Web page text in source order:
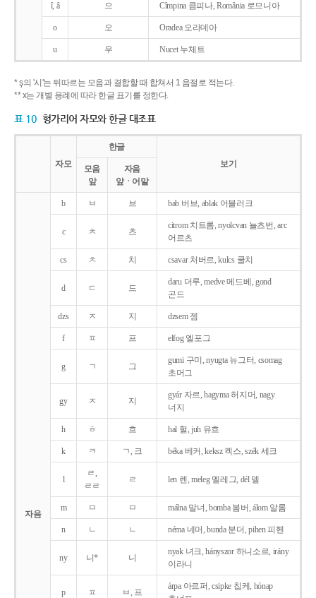
î, â 으 Cîmpina 큼피나, România 로므니아
o 오 Oradea 오라데아
u 우 Nucet 누체트
* ş의 '시'는 뒤따르는 모음과 결합할 때 합쳐서 1 음절로 적는다.
** x는 개별 용례에 따라 한글 표기를 정한다.
표 10 헝가리어 자모와 한글 대조표
자모
한글
보기
모음
앞
자음
앞ㆍ어말
자음
b ㅂ 브 bab 버브, ablak 어블러크
c ㅊ 츠
citrom 치트롬, nyolcvan 뇰츠번, arc
어르츠
cs ㅊ 치 csavar 처버르, kulcs 쿨치
d ㄷ 드
daru 더루, medve 메드베, gond
곤드
dzs ㅈ 지 dzsem 젬
f ㅍ 프 elfog 엘포그
g ㄱ 그
gumi 구미, nyugta 뉴그터, csomag
초머그
gy ㅈ 지
gyár 자르, hagyma 허지머, nagy
너지
h ㅎ 흐 hal 헐, juh 유흐
k ㅋ ㄱ, 크 béka 베커, keksz 켁스, szék 세크
l
ㄹ,
ㄹㄹ
ㄹ len 렌, meleg 멜레그, dél 델
m ㅁ ㅁ málna 말너, bomba 봄버, álom 알롬
n ㄴ ㄴ néma 네머, bunda 분더, pihen 피헨
ny 니* 니
nyak 녀크, hányszor 하니소르, irány
이라니
p ㅍ ㅂ, 프
árpa 아르퍼, csipke 칩케, hónap